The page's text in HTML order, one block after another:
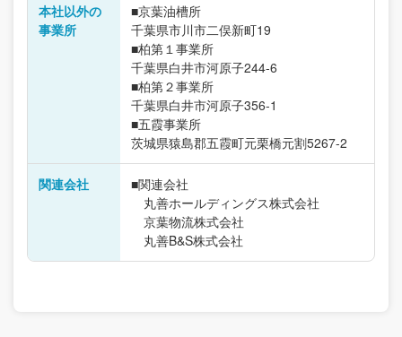
本社以外の
事業所
■京葉油槽所
千葉県市川市二俣新町19
■柏第１事業所
千葉県白井市河原子244-6
■柏第２事業所
千葉県白井市河原子356-1
■五霞事業所
茨城県猿島郡五霞町元栗橋元割5267-2
関連会社
■関連会社
丸善ホールディングス株式会社
京葉物流株式会社
丸善B&S株式会社